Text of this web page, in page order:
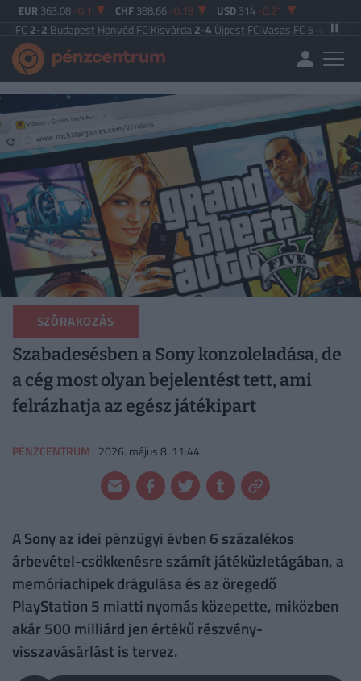
EUR 363.08 -0.1 CHF 388.66 -0.18 USD 314 -0.21
Honvéd FC|Kisvárda2-4 Újpest FC|Vasas FC5-0Zalaegerszegi TE
SZÓRAKOZÁS
Szabadesésben a Sony konzoleladása, de
a cég most olyan bejelentést tett, ami
felrázhatja az egész játékipart
PÉNZCENTRUM 2026. május 8. 11:44
A Sony az idei pénzügyi évben 6 százalékos
árbevétel-csökkenésre számít játéküzletágában, a
memóriachipek drágulása és az öregedő
PlayStation 5 miatti nyomás közepette, miközben
akár 500 milliárd jen értékű részvény-
visszavásárlást is tervez.